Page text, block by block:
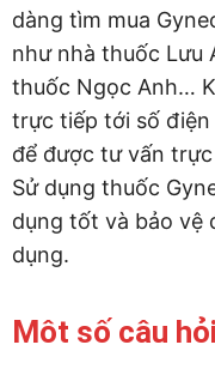
dàng tìm mua
như nhà thuốc Lưu
thuốc Ngọc Anh…
trực tiếp tới số
để được tư vấn
Sử dụng thuốc
dụng tốt và bảo vệ
dụng.
Môt số câu